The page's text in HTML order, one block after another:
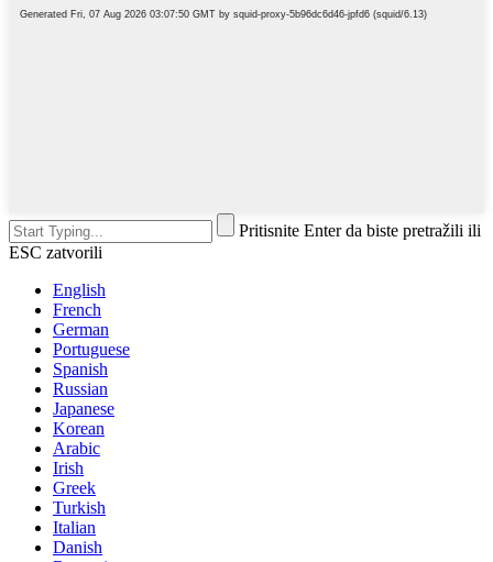
Pritisnite Enter da biste pretražili ili
ESC zatvorili
English
French
German
Portuguese
Spanish
Russian
Japanese
Korean
Arabic
Irish
Greek
Turkish
Italian
Danish